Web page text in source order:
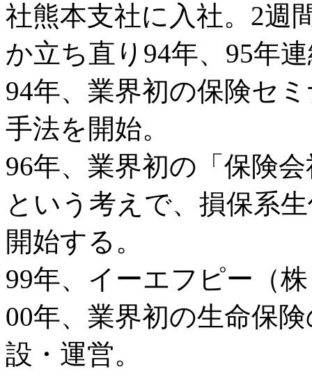
社熊本支社に入社。2週
か立ち直り94年、95年
94年、業界初の保険セ
手法を開始。
96年、業界初の「保険
という考えで、損保系
開始する。
99年、イーエフピー（
00年、業界初の生命保険
設・運営。